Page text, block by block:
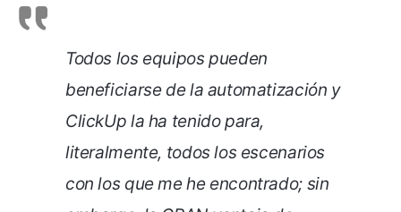
Todos los equipos pueden
beneficiarse de la automatización y
ClickUp la ha tenido para,
literalmente, todos los escenarios
con los que me he encontrado; sin